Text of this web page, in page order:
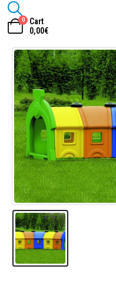
0
Cart
0,00€